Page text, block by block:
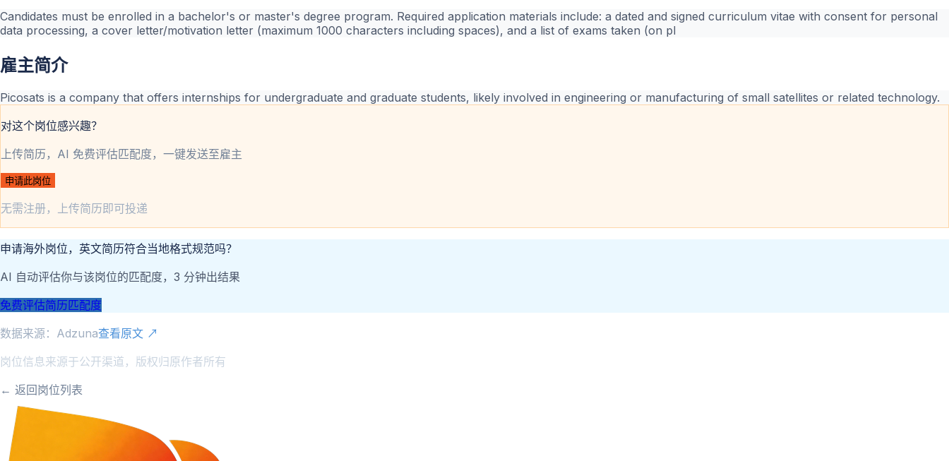
Candidates must be enrolled in a bachelor's or master's degree program. Required application materials include: a dated and signed curriculum vitae with consent for personal
data processing, a cover letter/motivation letter (maximum 1000 characters including spaces), and a list of exams taken (on pl
雇主简介
Picosats is a company that offers internships for undergraduate and graduate students, likely involved in engineering or manufacturing of small satellites or related technology.
对这个岗位感兴趣？
上传简历，AI 免费评估匹配度，一键发送至雇主
申请此岗位
无需注册，上传简历即可投递
申请海外岗位，英文简历符合当地格式规范吗？
AI 自动评估你与该岗位的匹配度，3 分钟出结果
免费评估简历匹配度
数据来源： Adzuna查看原文 ↗
岗位信息来源于公开渠道，版权归原作者所有
← 返回岗位列表